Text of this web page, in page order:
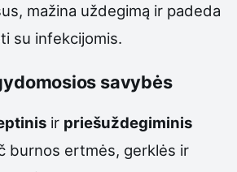
mažina uždegimą ir padeda
su infekcijomis.
savybės
ir priešuždegiminis
burnos ertmės, gerklės ir